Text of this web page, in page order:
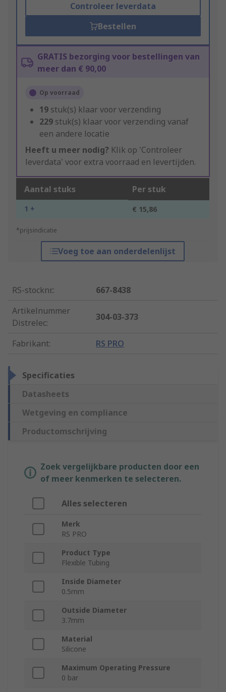
Controleer leverdata
Bestellen
GRATIS bezorging voor bestellingen van
meer dan € 90,00
Op voorraad
19 stuk(s) klaar voor verzending
229 stuk(s) klaar voor verzending vanaf
een andere locatie
Heeft u meer nodig? Klik op 'Controleer
leverdata' voor extra voorraad en levertijden.
Aantal stuks Per stuk
1 + € 15,86
*prijsindicatie
Voeg toe aan onderdelenlijst
RS-stocknr.:
667-8438
Artikelnummer
Distrelec:
304-03-373
Fabrikant: RS PRO
Specificaties
Datasheets
Wetgeving en compliance
Productomschrijving
Zoek vergelijkbare producten door een
of meer kenmerken te selecteren.
Alles selecteren
Merk
RS PRO
Product Type
Flexible Tubing
Inside Diameter
0.5mm
Outside Diameter
3.7mm
Material
Silicone
Maximum Operating Pressure
0 bar